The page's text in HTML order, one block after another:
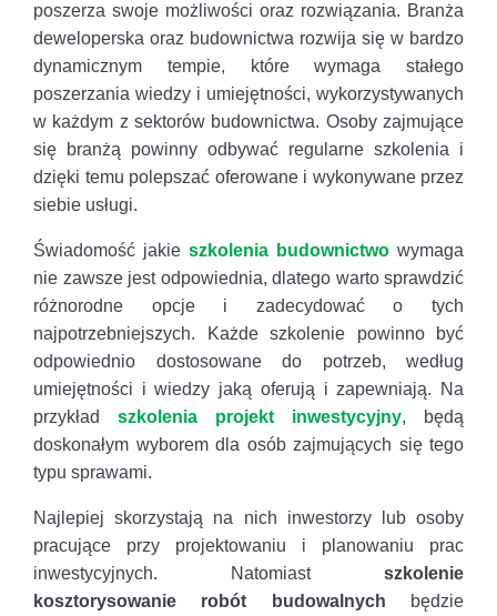
poszerza swoje możliwości oraz rozwiązania. Branża
deweloperska oraz budownictwa rozwija się w bardzo
dynamicznym tempie, które wymaga stałego
poszerzania wiedzy i umiejętności, wykorzystywanych
w każdym z sektorów budownictwa. Osoby zajmujące
się branżą powinny odbywać regularne szkolenia i
dzięki temu polepszać oferowane i wykonywane przez
siebie usługi.
Świadomość jakie szkolenia budownictwo wymaga
nie zawsze jest odpowiednia, dlatego warto sprawdzić
różnorodne opcje i zadecydować o tych
najpotrzebniejszych. Każde szkolenie powinno być
odpowiednio dostosowane do potrzeb, według
umiejętności i wiedzy jaką oferują i zapewniają. Na
przykład szkolenia projekt inwestycyjny, będą
doskonałym wyborem dla osób zajmujących się tego
typu sprawami.
Najlepiej skorzystają na nich inwestorzy lub osoby
pracujące przy projektowaniu i planowaniu prac
inwestycyjnych. Natomiast szkolenie
kosztorysowanie robót budowalnych będzie